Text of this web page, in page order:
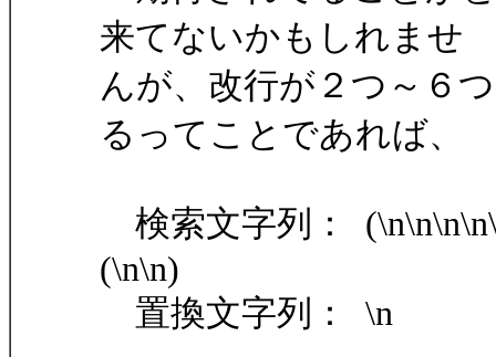
来てないかもしれませ
んが、改行が２つ～６
るってことであれば、
検索文字列：
(\n\n)
置換文字列： \n